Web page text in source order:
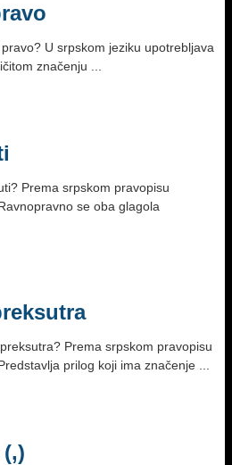
U srpskom jeziku upotrebljava
značenju ...
Prema srpskom pravopisu
se oba glagola
Prema srpskom pravopisu
prilog koji ima značenje ...